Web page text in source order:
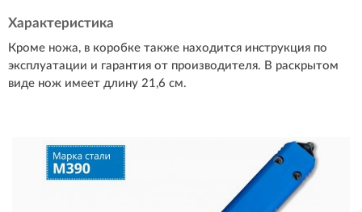
Характеристика
Кроме ножа, в коробке также находится инструкция по
эксплуатации и гарантия от производителя. В раскрытом
виде нож имеет длину 21,6 см.